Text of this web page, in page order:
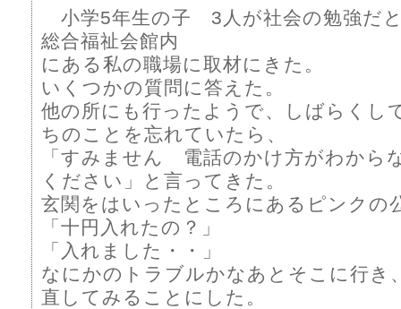
小学5年生の子 3人が社会の勉強だ
総合福祉会館内
にある私の職場に取材にきた。
いくつかの質問に答えた。
他の所にも行ったようで、しばらく
ちのことを忘れていたら、
「すみません 電話のかけ方がわから
ください」と言ってきた。
玄関をはいったところにあるピンクの
「十円入れたの？」
「入れました・・」
なにかのトラブルかなあとそこに行き
直してみることにした。